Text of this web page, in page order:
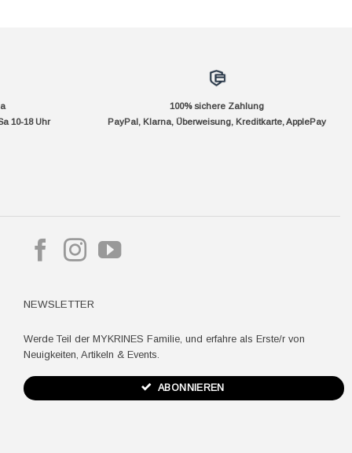
10-18 Uhr
100% sichere Zahlung
PayPal, Klarna, Überweisung, Kreditkarte, ApplePay
NEWSLETTER
Werde Teil der MYKRINES Familie, und erfahre als Erste/r von
Neuigkeiten, Artikeln & Events.
ABONNIEREN